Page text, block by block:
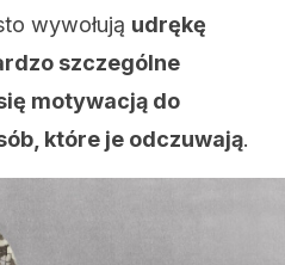
wywołują udrękę
szczególne
motywacją do
które je odczuwają.